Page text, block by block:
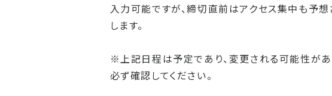
入力可能ですが、締切直前はアクセス集中も予
します。
※上記日程は予定であり、変更される可能性が
必ず確認してください。